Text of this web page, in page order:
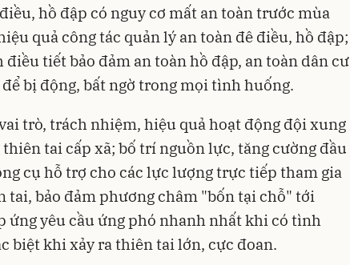
hồ đập có nguy cơ mất an toàn trước mùa
quả công tác quản lý an toàn đê điều, hồ đập;
điều tiết bảo đảm an toàn hồ đập, an toàn dân cư
bị động, bất ngờ trong mọi tình huống.
trò, trách nhiệm, hiệu quả hoạt động đội xung
tai cấp xã; bố trí nguồn lực, tăng cường đầu
cụ hỗ trợ cho các lực lượng trực tiếp tham gia
tai, bảo đảm phương châm "bốn tại chỗ" tới
ứng yêu cầu ứng phó nhanh nhất khi có tình
biệt khi xảy ra thiên tai lớn, cực đoan.